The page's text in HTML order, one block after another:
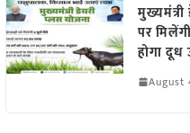
पर
होगा दूध
August